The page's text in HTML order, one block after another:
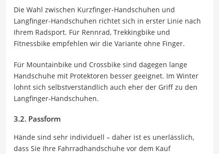
Die Wahl zwischen Kurzfinger-Handschuhen und
Langfinger-Handschuhen richtet sich in erster Linie nach
Ihrem Radsport. Für Rennrad, Trekkingbike und
Fitnessbike empfehlen wir die Variante ohne Finger.
Für Mountainbike und Crossbike sind dagegen lange
Handschuhe mit Protektoren besser geeignet. Im Winter
lohnt sich selbstverständlich auch eher der Griff zu den
Langfinger-Handschuhen.
3.2. Passform
Hände sind sehr individuell – daher ist es unerlässlich,
dass Sie Ihre Fahrradhandschuhe vor dem Kauf